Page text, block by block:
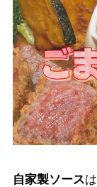
自家製ソース